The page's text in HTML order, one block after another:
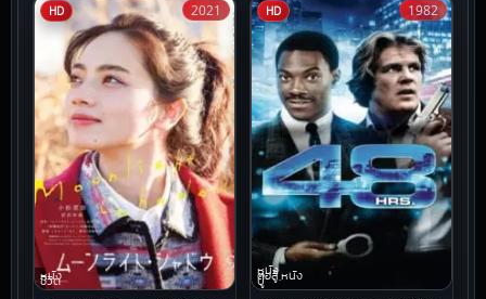
HD
หนัง
ชีวิต
2021 HD
หนัง
ต่อสู้,หนัง
บู๊
1982